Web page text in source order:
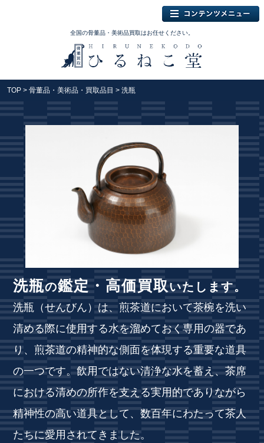
全国の骨董品・美術品買取はお任せください。
TOP > 骨董品・美術品・買取品目 > 洗瓶
洗瓶の鑑定・高価買取いたします。
洗瓶（せんびん）は、煎茶道において茶椀を洗い
清める際に使用する水を溜めておく専用の器であ
り、煎茶道の精神的な側面を体現する重要な道具
の一つです。飲用ではない清浄な水を蓄え、茶席
における清めの所作を支える実用的でありながら
精神性の高い道具として、数百年にわたって茶人
たちに愛用されてきました。